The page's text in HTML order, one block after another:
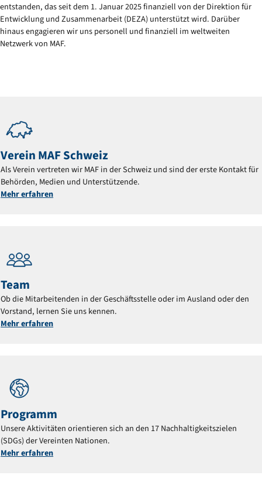
entstanden, das seit dem 1. Januar 2025 finanziell von der Direktion für
Entwicklung und Zusammenarbeit (DEZA) unterstützt wird. Darüber
hinaus engagieren wir uns personell und finanziell im weltweiten
Netzwerk von MAF.
Verein MAF Schweiz
Als Verein vertreten wir MAF in der Schweiz und sind der erste Kontakt für
Behörden, Medien und Unterstützende.
Mehr erfahren
Team
Ob die Mitarbeitenden in der Geschäftsstelle oder im Ausland oder den
Vorstand, lernen Sie uns kennen.
Mehr erfahren
Programm
Unsere Aktivitäten orientieren sich an den 17 Nachhaltigkeitszielen
(SDGs) der Vereinten Nationen.
Mehr erfahren